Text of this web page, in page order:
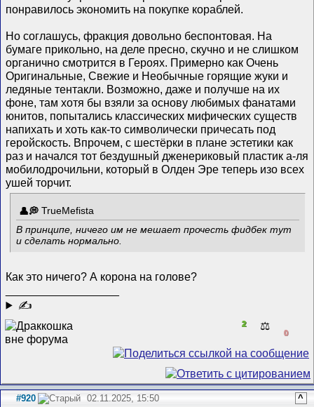
понравилось экономить на покупке кораблей.
Но соглашусь, фракция довольно беспонтовая. На
бумаге прикольно, на деле пресно, скучно и не слишком
органично смотрится в Героях. Примерно как Очень
Оригинальные, Свежие и Необычные горящие жуки и
ледяные тентакли. Возможно, даже и получше на их
фоне, там хотя бы взяли за основу любимых фанатами
юнитов, попытались классических мифических существ
напихать и хоть как-то символически причесать под
геройскость. Впрочем, с шестёрки в плане эстетики как
раз и начался тот бездушный дженериковый пластик а-ля
мобилодрочильни, который в Олден Эре теперь изо всех
ушей торчит.
TrueMefista
В принципе, ничего им не мешает прочесть фидбек тут
и сделать нормально.
Как это ничего? А корона на голове?
✍
2 ⚖️
0
#920 02.11.2025, 15:50 ^